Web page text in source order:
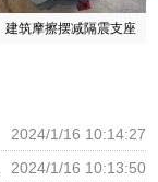
建筑摩擦摆减隔震支座
2024/1/16 10:14:27
2024/1/16 10:13:50